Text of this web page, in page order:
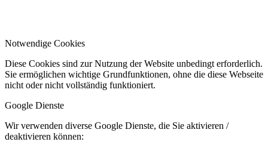
Notwendige Cookies
Diese Cookies sind zur Nutzung der Website unbedingt erforderlich.
Sie ermöglichen wichtige Grundfunktionen, ohne die diese Webseite
nicht oder nicht vollständig funktioniert.
Google Dienste
Wir verwenden diverse Google Dienste, die Sie aktivieren /
deaktivieren können: